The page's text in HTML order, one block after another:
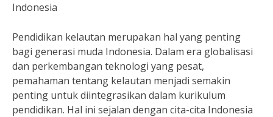
Indonesia
Pendidikan kelautan merupakan hal yang penting
bagi generasi muda Indonesia. Dalam era globalisasi
dan perkembangan teknologi yang pesat,
pemahaman tentang kelautan menjadi semakin
penting untuk diintegrasikan dalam kurikulum
pendidikan. Hal ini sejalan dengan cita-cita Indonesia